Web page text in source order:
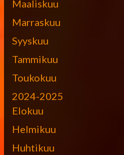
Maaliskuu
Marraskuu
Syyskuu
Tammikuu
Toukokuu
2024-2025
Elokuu
Helmikuu
Huhtikuu